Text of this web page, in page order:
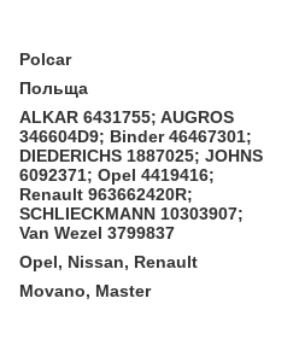
Polcar
Польща
ALKAR 6431755; AUGROS
346604D9; Binder 46467301;
DIEDERICHS 1887025; JOHNS
6092371; Opel 4419416;
Renault 963662420R;
SCHLIECKMANN 10303907;
Van Wezel 3799837
Opel, Nissan, Renault
Movano, Master